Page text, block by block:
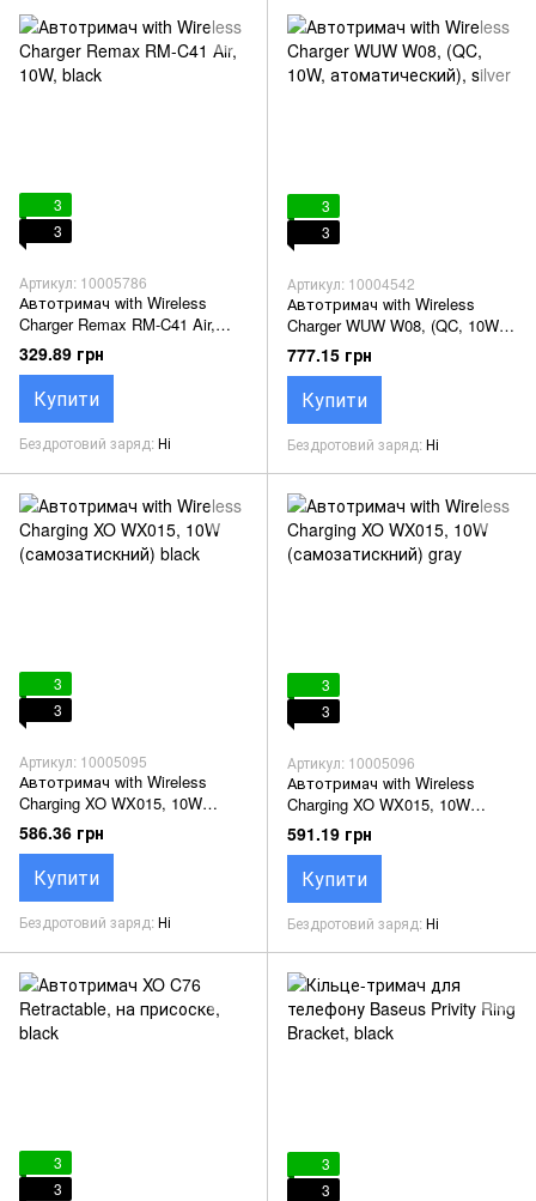
3
3
Артикул: 10005786
Автотримач with Wireless
Charger Remax RM-C41 Air,
10W, black
329.89 грн
Купити
Бездротовий заряд Ні
3
3
Артикул: 10004542
Автотримач with Wireless
Charger WUW W08, (QC, 10W,
атоматический), silver
777.15 грн
Купити
Бездротовий заряд Ні
3
3
Артикул: 10005095
Автотримач with Wireless
Charging XO WX015, 10W
(самозатискний) black
586.36 грн
Купити
Бездротовий заряд Ні
3
3
Артикул: 10005096
Автотримач with Wireless
Charging XO WX015, 10W
(самозатискний) gray
591.19 грн
Купити
Бездротовий заряд Ні
3
3
3
3